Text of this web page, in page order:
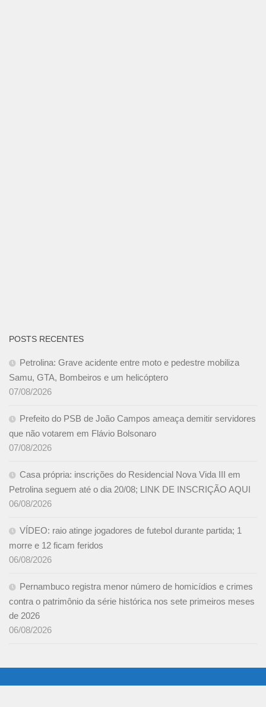
POSTS RECENTES
Petrolina: Grave acidente entre moto e pedestre mobiliza
Samu, GTA, Bombeiros e um helicóptero
07/08/2026
Prefeito do PSB de João Campos ameaça demitir servidores
que não votarem em Flávio Bolsonaro
07/08/2026
Casa própria: inscrições do Residencial Nova Vida III em
Petrolina seguem até o dia 20/08; LINK DE INSCRIÇÃO AQUI
06/08/2026
VÍDEO: raio atinge jogadores de futebol durante partida; 1
morre e 12 ficam feridos
06/08/2026
Pernambuco registra menor número de homicídios e crimes
contra o patrimônio da série histórica nos sete primeiros meses
de 2026
06/08/2026